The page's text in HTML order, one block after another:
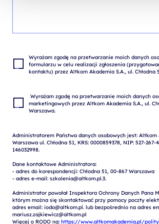
Wyrażam zgodę na przetwarzanie moich danych
formularzu w celu realizacji zgłoszenia
marketingowych przez Altkom Akademia S.A., ul.
Administratorem Państwa danych osobowych jest: Altkom
Warszawa ul. Chłodna 51, KRS: 0000859378, NIP: 527-267-
146032998.
Dane kontaktowe Administratora:
- adres do korespondencji: Chłodna 51, 00-867 Warszawa
- adres e-mail: szkolenia@altkom.pl.3.
Administrator powołał Inspektora Ochrony Danych Pana
którym można się skontaktować przy pomocy poczty
adres email: iodo@altkom.pl. lub bezpośrednio na adres
mariusz.zajkiewicz@altkom.pl
Więcej o RODO na: https://www.altkomakademia.pl/